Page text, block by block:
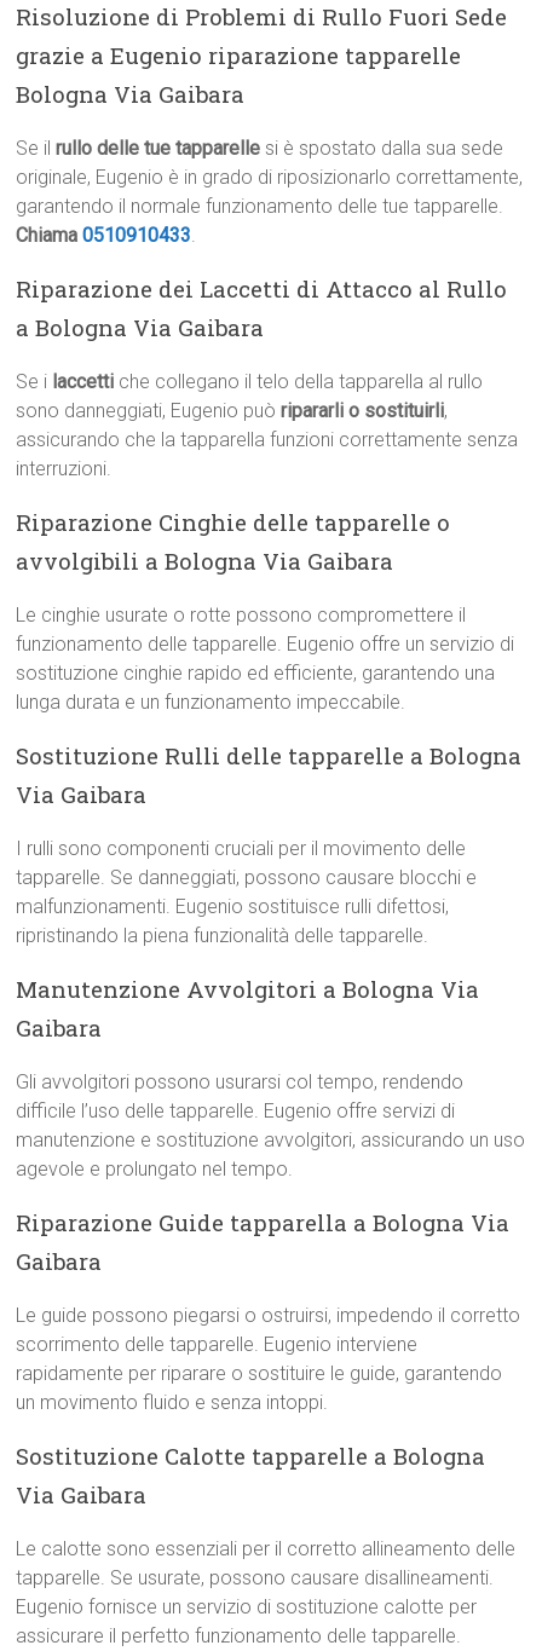
Risoluzione di Problemi di Rullo Fuori Sede
grazie a Eugenio riparazione tapparelle
Bologna Via Gaibara
Se ilrullo delle tue tapparelle si è spostato dalla sua sede
originale, Eugenio è in grado di riposizionarlo correttamente,
garantendo il normale funzionamento delle tue tapparelle.
Chiama0510910433.
Riparazione dei Laccetti di Attacco al Rullo
a Bologna Via Gaibara
Se i laccetti che collegano il telo della tapparella al rullo
sono danneggiati, Eugenio puòripararli o sostituirli,
assicurando che la tapparella funzioni correttamente senza
interruzioni.
Riparazione Cinghie delle tapparelle o
avvolgibili a Bologna Via Gaibara
Le cinghie usurate o rotte possono compromettere il
funzionamento delle tapparelle. Eugenio offre un servizio di
sostituzione cinghie rapido ed efficiente, garantendo una
lunga durata e un funzionamento impeccabile.
Sostituzione Rulli delle tapparelle a Bologna
Via Gaibara
I rulli sono componenti cruciali per il movimento delle
tapparelle. Se danneggiati, possono causare blocchi e
malfunzionamenti. Eugenio sostituisce rulli difettosi,
ripristinando la piena funzionalità delle tapparelle.
Manutenzione Avvolgitori a Bologna Via
Gaibara
Gli avvolgitori possono usurarsi col tempo, rendendo
difficile l’uso delle tapparelle. Eugenio offre servizi di
manutenzione e sostituzione avvolgitori, assicurando un uso
agevole e prolungato nel tempo.
Riparazione Guide tapparella a Bologna Via
Gaibara
Le guide possono piegarsi o ostruirsi, impedendo il corretto
scorrimento delle tapparelle. Eugenio interviene
rapidamente per riparare o sostituire le guide, garantendo
un movimento fluido e senza intoppi.
Sostituzione Calotte tapparelle a Bologna
Via Gaibara
Le calotte sono essenziali per il corretto allineamento delle
tapparelle. Se usurate, possono causare disallineamenti.
Eugenio fornisce un servizio di sostituzione calotte per
assicurare il perfetto funzionamento delle tapparelle.